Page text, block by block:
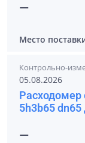
—
Место
Контрольно-
05.08.2026
Расходомер
5h3b65
—